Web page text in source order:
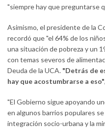
"siempre hay que preguntarse
Asimismo, el presidente de la
recordó que "el 64% de los
una situación de pobreza y un
con temas severos de
Deuda de la UCA. "Detrás de
hay que acostumbrarse a eso"
"El Gobierno sigue apoyando
en algunos barrios populares
integración socio-urbana y la